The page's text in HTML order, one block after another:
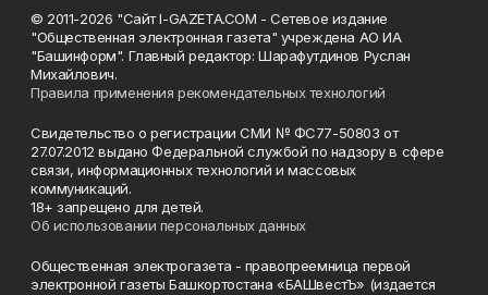
© 2011-2026 "Сайт I-GAZETA.COM - Сетевое издание
"Общественная электронная газета" учреждена АО ИА
"Башинформ". Главный редактор: Шарафутдинов Руслан
Михайлович.
Правила применения рекомендательных технологий
Свидетельство о регистрации СМИ № ФС77-50803 от
27.07.2012 выдано Федеральной службой по надзору в сфере
связи, информационных технологий и массовых
коммуникаций.
18+ запрещено для детей.
Об использовании персональных данных
Общественная электрогазета - правопреемница первой
электронной газеты Башкортостана «БАШвестЪ» (издается